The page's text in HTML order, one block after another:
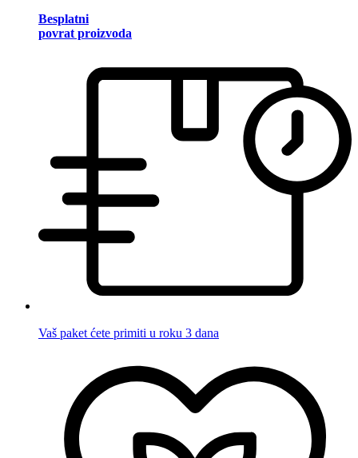
Besplatni
povrat proizvoda
Vaš paket ćete primiti u roku 3 dana